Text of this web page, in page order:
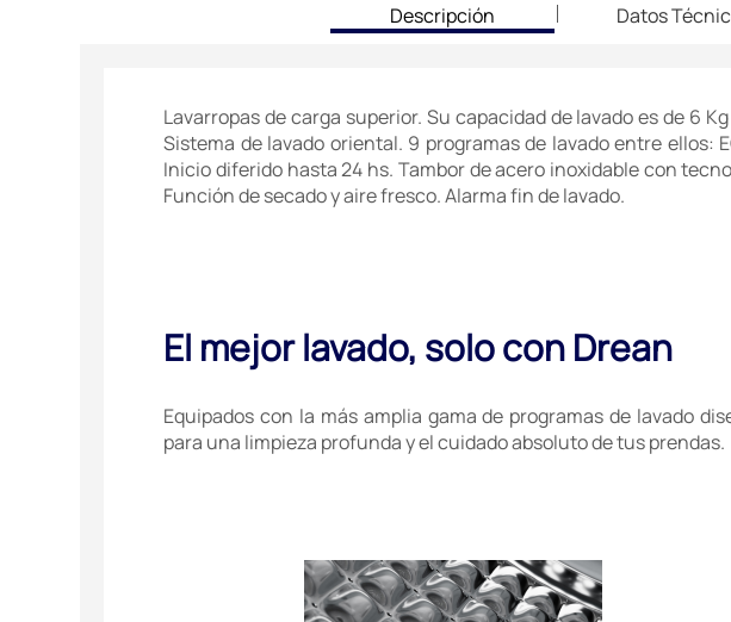
current
tab:
Descripción Datos
Lavarropas de carga superior. Su capacidad de lavado es de 6
Sistema de lavado oriental. 9 programas de lavado entre ellos:
Inicio diferido hasta 24 hs. Tambor de acero inoxidable con
Función de secado y aire fresco. Alarma fin de lavado.
El mejor lavado, solo con Drean
Equipados con la más amplia gama de programas de lavado
para una limpieza profunda y el cuidado absoluto de tus prendas.